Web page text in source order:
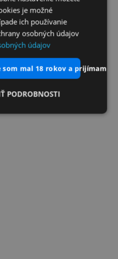
je možné
ich používanie
osobných údajov
údajov
som mal 18 rokov a prijímam
PODROBNOSTI